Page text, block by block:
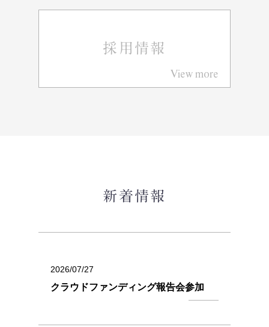
View more
採用情報
新着情報
2026/07/27
クラウドファンディング報告会参加